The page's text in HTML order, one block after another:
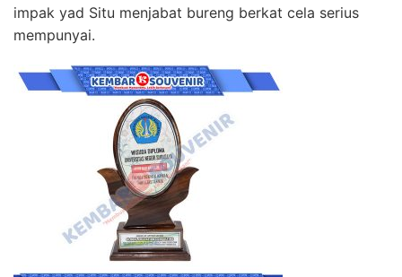
impak yad Situ menjabat bureng berkat cela serius
mempunyai.